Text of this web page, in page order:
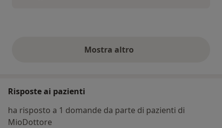
Mostra altroopinioni di cui sopra
Risposte ai pazienti
ha risposto a 1 domande da parte di pazienti di
MioDottore